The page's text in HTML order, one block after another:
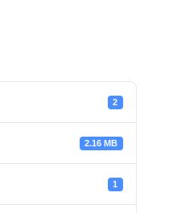
2
2.16 MB
1